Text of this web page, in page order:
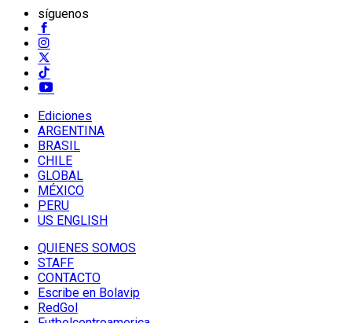
síguenos
Ediciones
ARGENTINA
BRASIL
CHILE
GLOBAL
MÉXICO
PERU
US ENGLISH
QUIENES SOMOS
STAFF
CONTACTO
Escribe en Bolavip
RedGol